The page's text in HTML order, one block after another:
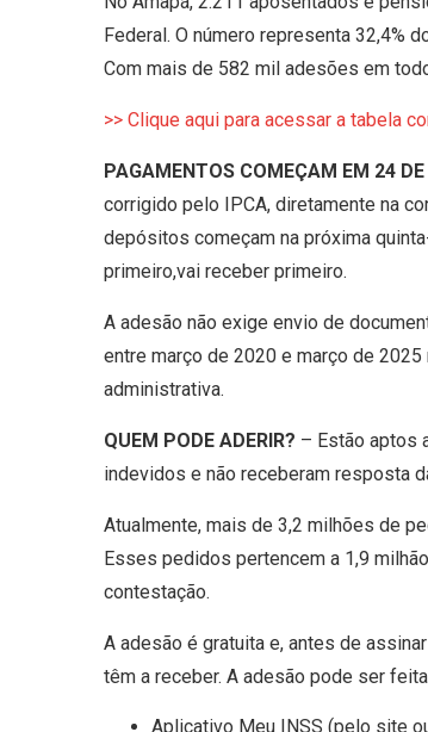
Federal. O número representa 32,4%
Com mais de 582 mil adesões em
>> Clique aqui para acessar a tabela
PAGAMENTOS COMEÇAM EM 24
corrigido pelo IPCA, diretamente na
depósitos começam na próxima
primeiro,vai receber primeiro.
A adesão não exige envio de
entre março de 2020 e março de
administrativa.
QUEM PODE ADERIR? – Estão aptos
indevidos e não receberam resposta
Atualmente, mais de 3,2 milhões de
Esses pedidos pertencem a 1,9
contestação.
A adesão é gratuita e, antes de
têm a receber. A adesão pode ser
Aplicativo Meu INSS (pelo site